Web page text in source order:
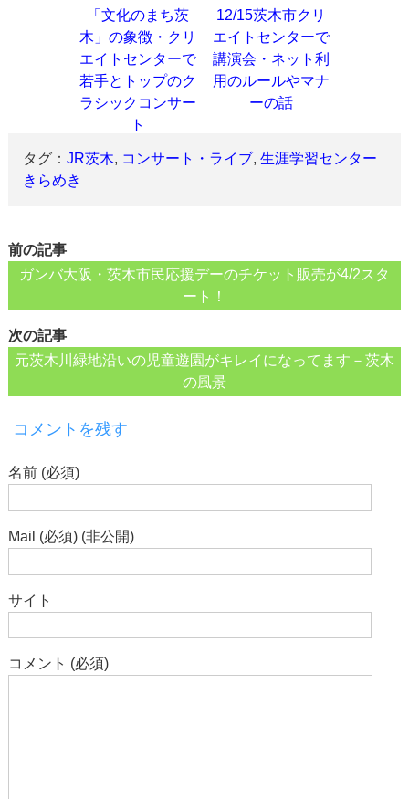
「文化のまち茨
木」の象徴・クリ
エイトセンターで
若手とトップのク
ラシックコンサー
ト
12/15茨木市クリ
エイトセンターで
講演会・ネット利
用のルールやマナ
ーの話
タグ：JR茨木, コンサート・ライブ,生涯学習センター
きらめき
前の記事
ガンバ大阪・茨木市民応援デーのチケット販売が4/2スタ
ート！
次の記事
元茨木川緑地沿いの児童遊園がキレイになってます－茨木
の風景
コメントを残す
名前 (必須)
Mail (必須) (非公開)
サイト
コメント (必須)